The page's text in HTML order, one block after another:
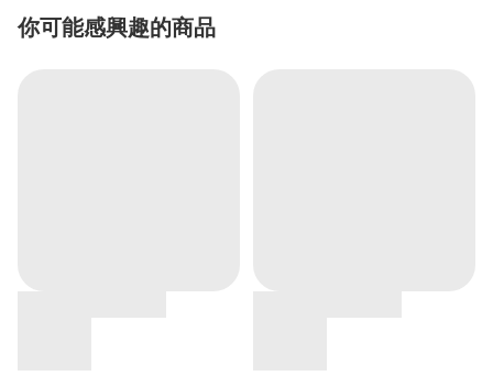
你可能感興趣的商品